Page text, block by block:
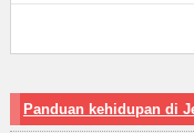
Panduan kehidupan di